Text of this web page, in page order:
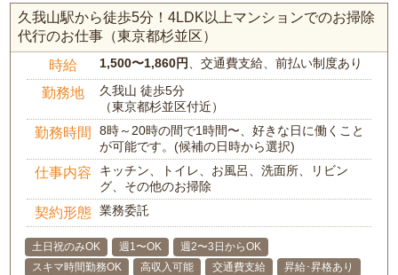
久我山駅から徒歩5分！4LDK以上マンションでのお掃除
代行のお仕事（東京都杉並区）
時給 1,500〜1,860円、交通費支給、前払い制度あり
勤務地
久我山 徒歩5分
（東京都杉並区付近）
勤務時間
8時～20時の間で1時間〜、好きな日に働くこと
が可能です。(候補の日時から選択)
仕事内容
キッチン、トイレ、お風呂、洗面所、リビン
グ、その他のお掃除
契約形態 業務委託
土日祝のみOK 週1〜OK
週2〜3日からOK
スキマ時間勤務OK
高収入可能 交通費支給
昇給･昇格あり